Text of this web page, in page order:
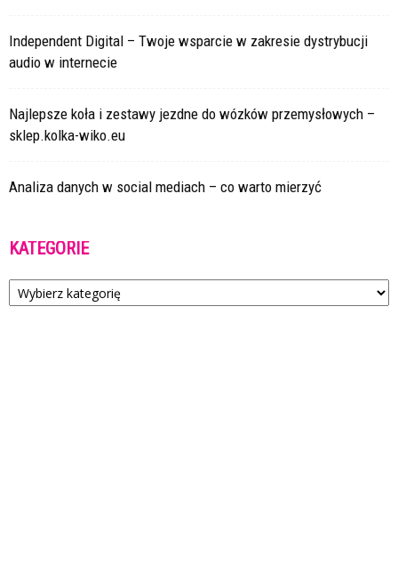
Independent Digital – Twoje wsparcie w zakresie dystrybucji
audio w internecie
Najlepsze koła i zestawy jezdne do wózków przemysłowych –
sklep.kolka-wiko.eu
Analiza danych w social mediach – co warto mierzyć
KATEGORIE
Kategorie